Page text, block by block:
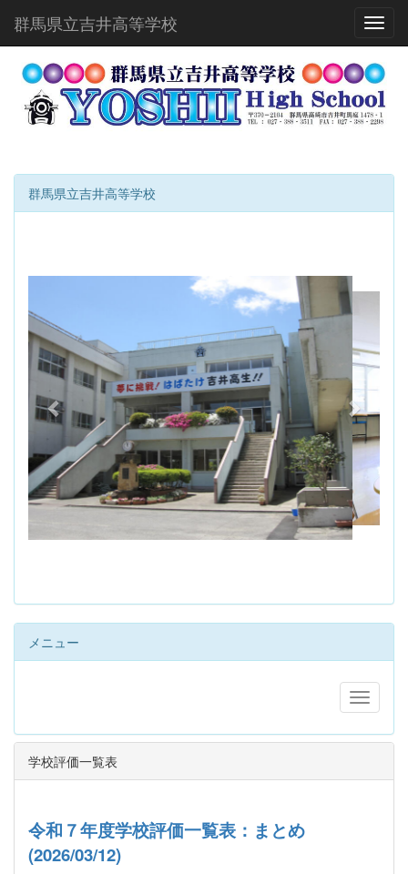
群馬県立吉井高等学校
群馬県立吉井高等学校
i
o
s
x
t
メニュー
学校評価一覧表
令和７年度学校評価一覧表：まとめ
(2026/03/12)